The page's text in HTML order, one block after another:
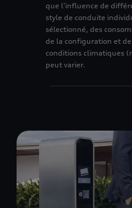
8
9
3
4
5
7
8
5
6
7
9
que l'influence de
style de conduite
sélectionné, des
de la configuration et
conditions climatiques
peut varier.